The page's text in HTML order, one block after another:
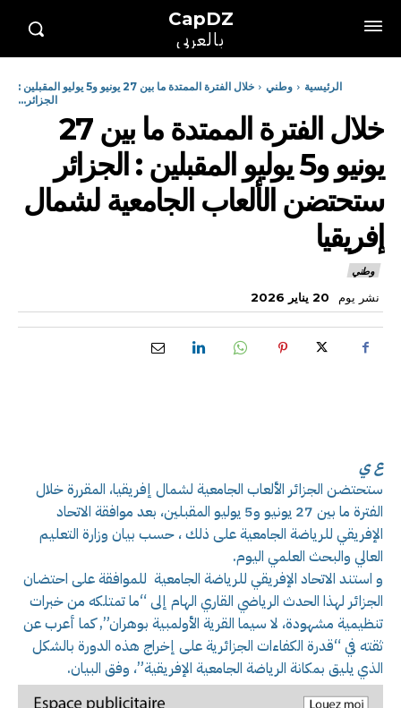
CapDZ
بالعربي
الرئيسية وطني
خلال الفترة الممتدة ما بين 27 يونيو و5 يوليو المقبلين :
الجزائر...
خلال الفترة الممتدة ما بين 27
يونيو و5 يوليو المقبلين : الجزائر
ستحتضن الألعاب الجامعية لشمال
إفريقيا
وطني
نشر يوم 20 يناير 2026
ع ي
ستحتضن الجزائر الألعاب الجامعية لشمال إفريقيا، المقررة خلال
الفترة ما بين 27 يونيو و5 يوليو المقبلين، بعد موافقة الاتحاد
الإفريقي للرياضة الجامعية على ذلك ، حسب بيان وزارة التعليم
العالي والبحث العلمي اليوم.
و استند الاتحاد الإفريقي للرياضة الجامعية للموافقة على احتضان
الجزائر لهذا الحدث الرياضي القاري الهام إلى “ما تمتلكه من خبرات
تنظيمية مشهودة، لا سيما القرية الأولمبية بوهران”, كما أعرب عن
ثقته في “قدرة الكفاءات الجزائرية على إخراج هذه الدورة بالشكل
الذي يليق بمكانة الرياضة الجامعية الإفريقية”، وفق البيان.